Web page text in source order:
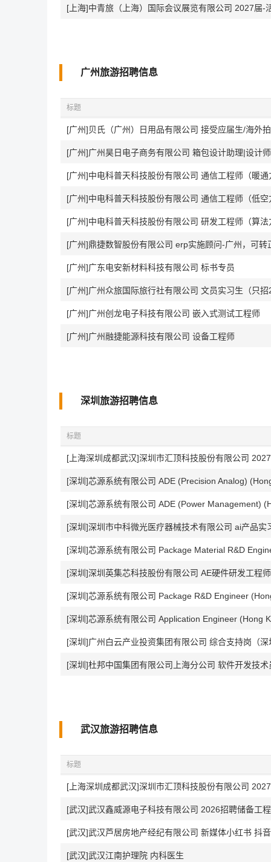
[上海]中青旅（上海）国际会议展览有限公司 2027届-
广州旅游招聘信息
标题
[广州]贝氏（广州）日用品有限公司 接受应届生/海外
[广州]广州昊日电子商务有限公司 箱包设计助理|设计师
[广州]中电科普天科技股份有限公司 通信工程师（暖通
[广州]中电科普天科技股份有限公司 通信工程师（低空
[广州]中电科普天科技股份有限公司 研发工程师（算法
[广州]鼎捷数智股份有限公司 erp实施顾问-广州，可转
[广州]广东电安新材料科技有限公司 标书专员
[广州]广州众旅国际旅行社有限公司 文员实习生（只招
[广州]广州创龙电子科技有限公司 嵌入式测试工程师
[广州]广州融捷能源科技有限公司 设备工程师
深圳旅游招聘信息
标题
[上海深圳成都武汉]深圳市汇顶科技股份有限公司
[深圳]芯源系统有限公司 ADE (Precision Analog)
[深圳]芯源系统有限公司 ADE (Power Management)
[深圳]深圳市中科微光医疗器械技术有限公司 ai产品实
[深圳]芯源系统有限公司 Package Material R&D
[深圳]深圳英集芯科技股份有限公司 AE硬件研发工程
[深圳]芯源系统有限公司 Package R&D Engineer
[深圳]芯源系统有限公司 Application Engineer (Hong
[深圳]广州白云产业投资集团有限公司 综合支持岗（
[深圳]杜邦中国集团有限公司上海分公司 软件开发技术
武汉旅游招聘信息
标题
[上海深圳成都武汉]深圳市汇顶科技股份有限公司
[武汉]武汉鑫威源电子科技有限公司 2026招聘储备工
[武汉]武汉芦居房地产经纪有限公司 新媒体小红书 抖
[武汉]武汉江南护理院 内科医生